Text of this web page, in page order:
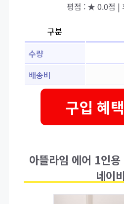
평점 : ★ 0.0점 |
구분
수량
배송비
구입 혜
아뜰라임 에어 1인
네이비